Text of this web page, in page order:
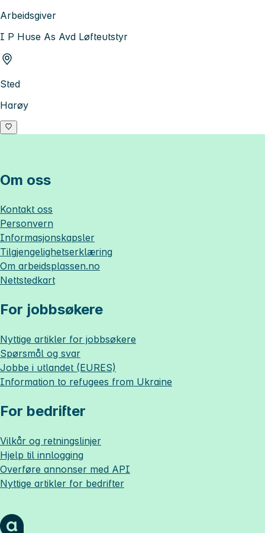
Arbeidsgiver
I P Huse As Avd Løfteutstyr
Sted
Harøy
Om oss
Kontakt oss
Personvern
Informasjonskapsler
Tilgjengelighetserklæring
Om arbeidsplassen.no
Nettstedkart
For jobbsøkere
Nyttige artikler for jobbsøkere
Spørsmål og svar
Jobbe i utlandet (EURES)
Information to refugees from Ukraine
For bedrifter
Vilkår og retningslinjer
Hjelp til innlogging
Overføre annonser med API
Nyttige artikler for bedrifter